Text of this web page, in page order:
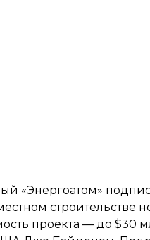
«Энергоатом»
строительстве
проекта — до $30